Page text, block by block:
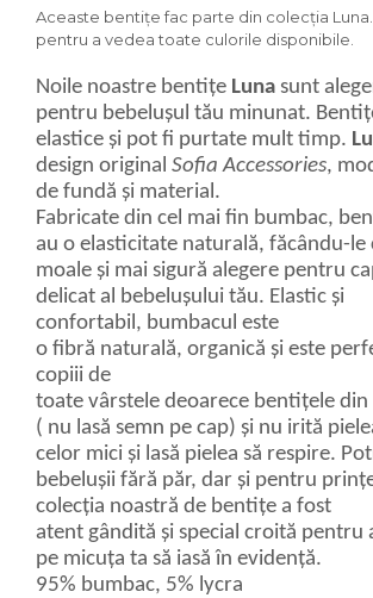
Aceaste bentițe fac parte din colecția Luna.
pentru a vedea toate culorile disponibile.
Noile noastre bentițe Luna sunt
pentru bebelușul tău minunat.
elastice și pot fi purtate mult timp.
design original Sofia Accessories,
de fundă și material.
Fabricate din cel mai fin bumbac,
au o elasticitate naturală, făcându-le
moale și mai sigură alegere pentru
delicat al bebelușului tău. Elastic și
confortabil, bumbacul este
o fibră naturală, organică și este
copiii de
toate vârstele deoarece bentițele din
( nu lasă semn pe cap) și nu irită
celor mici și lasă pielea să respire.
bebelușii fără păr, dar și pentru
colecția noastră de bentițe a fost
atent gândită și special croită pentru
pe micuța ta să iasă în evidență.
95% bumbac, 5% lycra